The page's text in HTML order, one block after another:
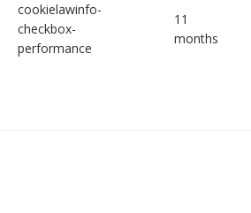
cookielawinfo-
checkbox-
performance
11
months